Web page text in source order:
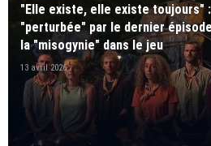
"Elle existe, elle existe toujours"
"perturbée" par le dernier
la "misogynie" dans le jeu
13 avril 2026